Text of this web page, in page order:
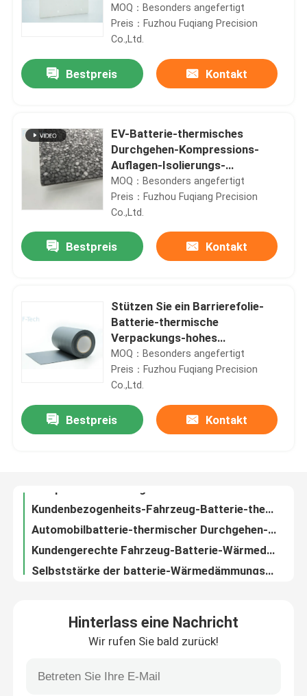
Produkte
VR-Show
Werksbesichtigung
Qualitätskontrolle
flammhemmend
MOQ：Besonders angefertigt
Preis：Fuzhou Fuqiang Precision
Co.,Ltd.
Bestpreis Kontakt
EV-Batterie-thermisches
Durchgehen-Kompressions-
Auflagen-Isolierungs-
Polystyren-Schaum-Blatt
MOQ：Besonders angefertigt
Preis：Fuzhou Fuqiang Precision
Co.,Ltd.
Bestpreis Kontakt
Stützen Sie ein Barrierefolie-
Batterie-thermische
Verpackungs-hohes
flammhemmendes unter
MOQ：Besonders angefertigt
Preis：Fuzhou Fuqiang Precision
Co.,Ltd.
Bestpreis Kontakt
Hinterlass eine Nachricht
Wir rufen Sie bald zurück!